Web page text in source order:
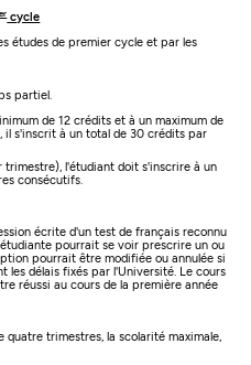
ercycle
études de premier cycle et par les
partiel.
de 12 crédits et à un maximum de
il s'inscrit à un total de 30 crédits par
l'étudiant doit s'inscrire à un
consécutifs.
écrite d'un test de français reconnu
pourrait se voir prescrire un ou
pourrait être modifiée ou annulée si
les délais fixés par l'Université. Le cours
réussi au cours de la première année
quatre trimestres, la scolarité maximale,